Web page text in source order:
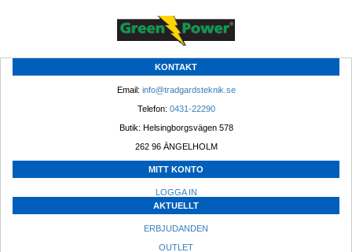
KONTAKT
Email: info@tradgardsteknik.se
Telefon: 0431-22290
Butik: Helsingborgsvägen 578
262 96 ÄNGELHOLM
MITT KONTO
LOGGA IN
AKTUELLT
ERBJUDANDEN
OUTLET